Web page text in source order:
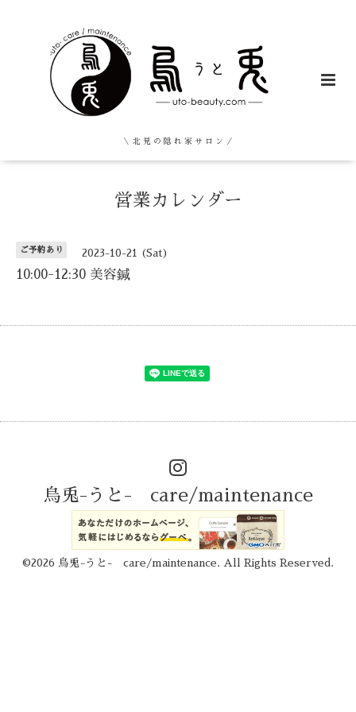
＼ 北 見 の 隠 れ 家 サ ロ ン ／
営業カレンダー
ご予約あり 2023-10-21 (Sat)
10:00-12:30 美容鍼
烏兎-うと- care/maintenance
©2026 烏兎-うと- care/maintenance . All Rights Reserved.